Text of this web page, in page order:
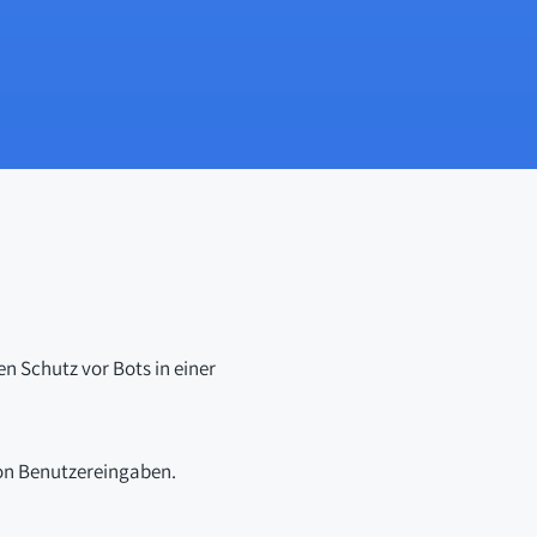
Schutz vor Bots in einer
Benutzereingaben.